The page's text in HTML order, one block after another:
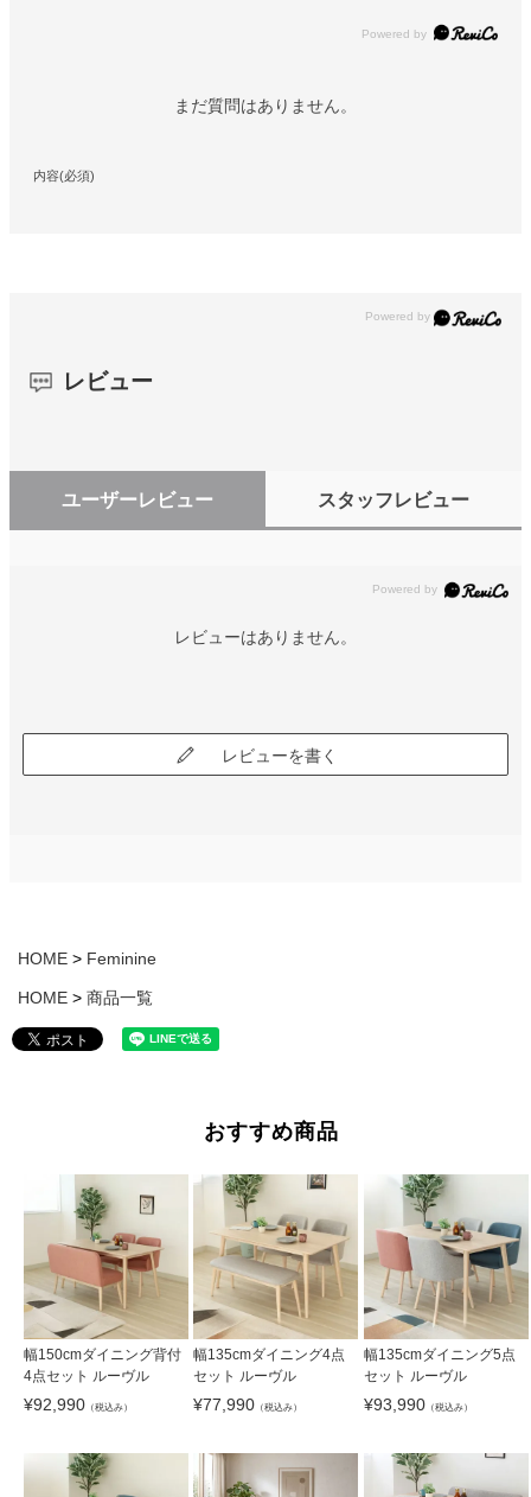
Powered by
まだ質問はありません。
内容(必須)
レビュー
ユーザーレビュー スタッフレビュー
レビューはありません。
レビューを書く
HOME Feminine
HOME 商品一覧
おすすめ商品
幅150cmダイニング背付
4点セット ルーヴル
¥92,990 （税込み）
幅135cmダイニング4点
セット ルーヴル
¥77,990 （税込み）
幅135cmダイニング5点
セット ルーヴル
¥93,990（税込み）